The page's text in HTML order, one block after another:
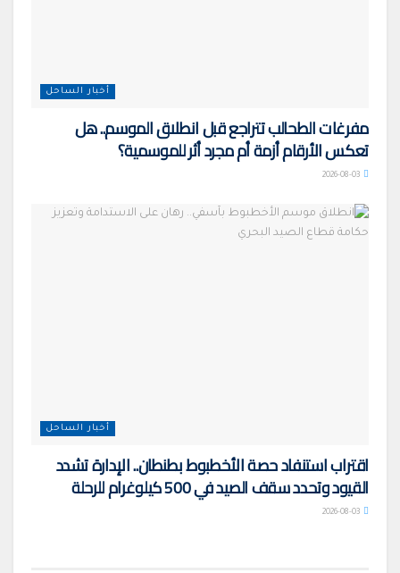
أخبار الساحل
مفرغات الطحالب تتراجع قبل انطلاق الموسم.. هل
تعكس الأرقام أزمة أم مجرد أثر للموسمية؟
أخبار الساحل
اقتراب استنفاد حصة الأخطبوط بطنطان.. الإدارة تشدد
القيود وتحدد سقف الصيد في 500 كيلوغرام للرحلة